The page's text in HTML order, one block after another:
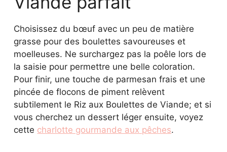
la saisie pour permettre une belle coloration.
Pour finir, une touche de parmesan frais et une
pincée de flocons de piment relèvent
subtilement le Riz aux Boulettes de Viande; et si
vous cherchez un dessert léger ensuite, voyez
cettecharlotte gourmande aux pêches.
Variantes de la recette
Remplacez le bœuf par de la dinde ou du poulet